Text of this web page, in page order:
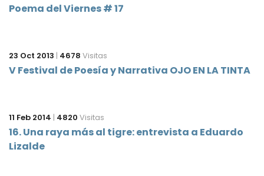
Poema del Viernes # 17
23 Oct 2013 | 4678 Visitas
V Festival de Poesía y Narrativa OJO EN LA TINTA
11 Feb 2014 | 4820 Visitas
16. Una raya más al tigre: entrevista a Eduardo
Lizalde